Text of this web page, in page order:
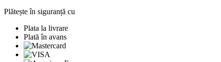
Plătește în siguranță cu
Plata la livrare
Plată în avans